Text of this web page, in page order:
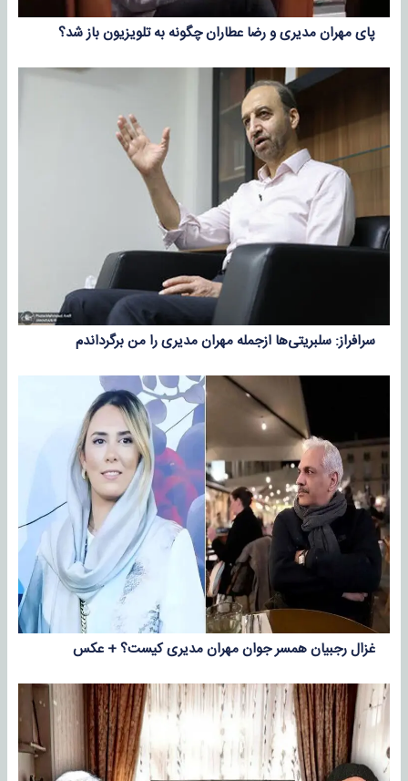
پای مهران مدیری و رضا عطاران چگونه به تلویزیون باز شد؟
سرافراز: سلبریتی‌ها ازجمله مهران مدیری را من برگرداندم
غزال رجبیان همسر جوان مهران مدیری کیست؟ + عکس